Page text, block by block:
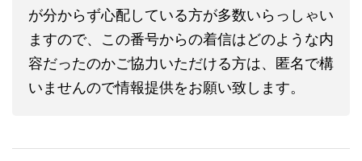
が分からず心配している方が多数いらっしゃい
ますので、この番号からの着信はどのような内
容だったのかご協力いただける方は、匿名で構
いませんので情報提供をお願い致します。